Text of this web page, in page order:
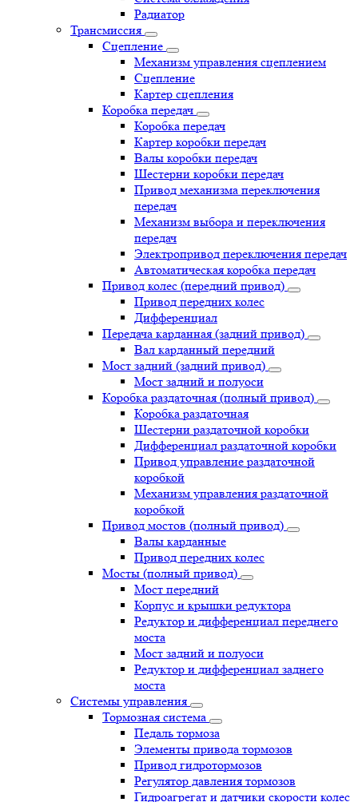
Радиатор
Трансмиссия
Сцепление
Механизм управления сцеплением
Сцепление
Картер сцепления
Коробка передач
Коробка передач
Картер коробки передач
Валы коробки передач
Шестерни коробки передач
Привод механизма переключения
передач
Механизм выбора и переключения
передач
Электропривод переключения передач
Автоматическая коробка передач
Привод колес (передний привод)
Привод передних колес
Дифференциал
Передача карданная (задний привод)
Вал карданный передний
Мост задний (задний привод)
Мост задний и полуоси
Коробка раздаточная (полный привод)
Коробка раздаточная
Шестерни раздаточной коробки
Дифференциал раздаточной коробки
Привод управление раздаточной
коробкой
Механизм управления раздаточной
коробкой
Привод мостов (полный привод)
Валы карданные
Привод передних колес
Мосты (полный привод)
Мост передний
Корпус и крышки редуктора
Редуктор и дифференциал переднего
моста
Мост задний и полуоси
Редуктор и дифференциал заднего
моста
Системы управления
Тормозная система
Педаль тормоза
Элементы привода тормозов
Привод гидротормозов
Регулятор давления тормозов
Гидроагрегат и датчики скорости колес